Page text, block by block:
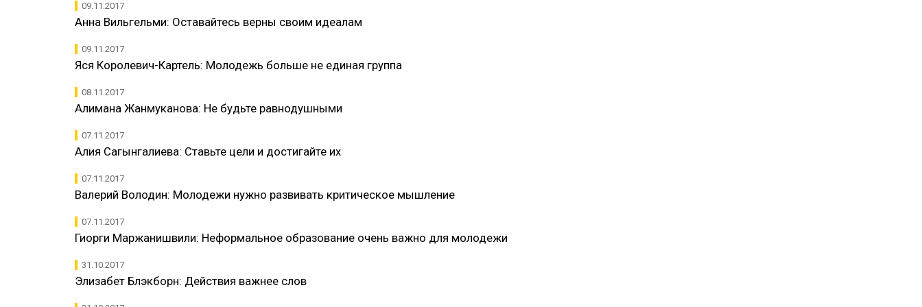
09.11.2017
Анна Вильгельми: Оставайтесь верны своим идеалам
09.11.2017
Яся Королевич-Картель: Молодежь больше не единая группа
08.11.2017
​Алимана Жанмуканова​​: Не будьте равнодушными
07.11.2017
Алия Сагынгалиева: Ставьте цели и достигайте их
07.11.2017
Валерий Володин: Молодежи нужно развивать критическое мышление
07.11.2017
Гиорги Маржанишвили​: Неформальное образование очень важно для молодежи
31.10.2017
Элизабет Блэкборн: Действия важнее слов